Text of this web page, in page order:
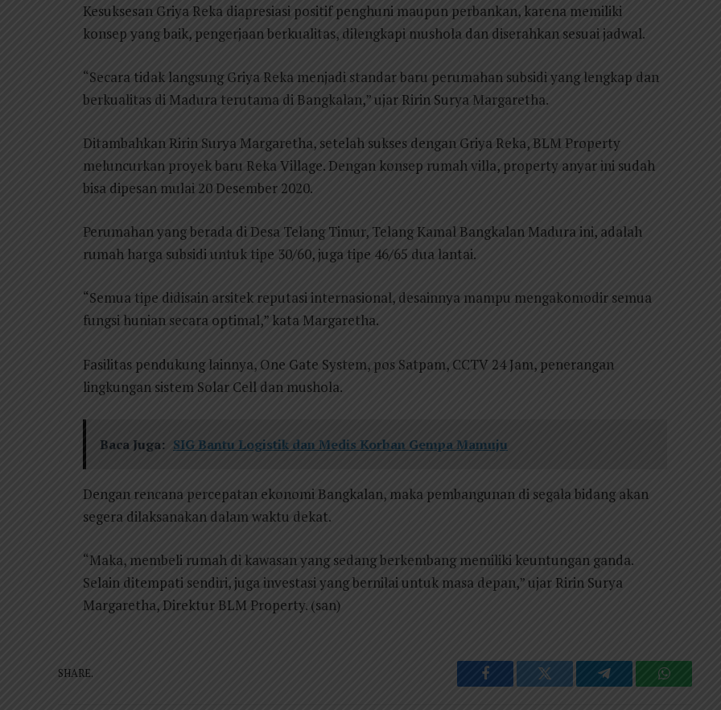
Kesuksesan Griya Reka diapresiasi positif penghuni maupun perbankan, karena memiliki
konsep yang baik, pengerjaan berkualitas, dilengkapi mushola dan diserahkan sesuai jadwal.
“Secara tidak langsung Griya Reka menjadi standar baru perumahan subsidi yang lengkap dan
berkualitas di Madura terutama di Bangkalan,” ujar Ririn Surya Margaretha.
Ditambahkan Ririn Surya Margaretha, setelah sukses dengan Griya Reka, BLM Property
meluncurkan proyek baru Reka Village. Dengan konsep rumah villa, property anyar ini sudah
bisa dipesan mulai 20 Desember 2020.
Perumahan yang berada di Desa Telang Timur, Telang Kamal Bangkalan Madura ini, adalah
rumah harga subsidi untuk tipe 30/60, juga tipe 46/65 dua lantai.
“Semua tipe didisain arsitek reputasi internasional, desainnya mampu mengakomodir semua
fungsi hunian secara optimal,” kata Margaretha.
Fasilitas pendukung lainnya, One Gate System, pos Satpam, CCTV 24 Jam, penerangan
lingkungan sistem Solar Cell dan mushola.
Baca Juga: SIG Bantu Logistik dan Medis Korban Gempa Mamuju
Dengan rencana percepatan ekonomi Bangkalan, maka pembangunan di segala bidang akan
segera dilaksanakan dalam waktu dekat.
“Maka, membeli rumah di kawasan yang sedang berkembang memiliki keuntungan ganda.
Selain ditempati sendiri, juga investasi yang bernilai untuk masa depan,” ujar Ririn Surya
Margaretha, Direktur BLM Property. (san)
SHARE.
Facebook Twitter Telegram